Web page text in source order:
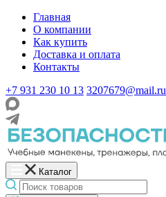
Главная
О компании
Как купить
Доставка и оплата
Контакты
+7 931 230 10 13 3207679@mail.ru
Каталог